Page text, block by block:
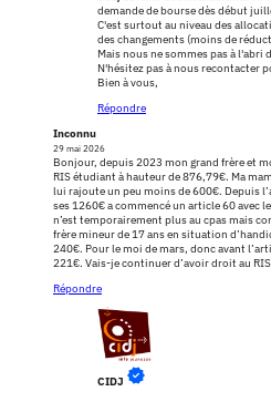
demande de bourse dès début
C'est surtout au niveau des
des changements (moins de
Mais nous ne sommes pas à l'abri
N'hésitez pas à nous recontacter
Bien à vous,
Répondre
Inconnu
29 mai 2026
Bonjour, depuis 2023 mon grand frère et
RIS étudiant à hauteur de 876,79€. Ma
lui rajoute un peu moins de 600€. Depuis
ses 1260€ a commencé un article 60 avec
n’est temporairement plus au cpas mais
frère mineur de 17 ans en situation
240€. Pour le moi de mars, donc avant
221€. Vais-je continuer d’avoir droit au
Répondre
CIDJ